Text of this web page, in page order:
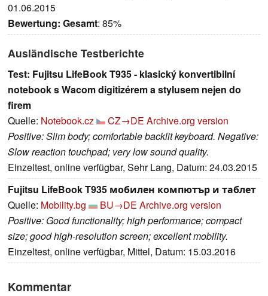
01.06.2015
Bewertung: Gesamt: 85%
Ausländische Testberichte
Test: Fujitsu LifeBook T935 - klasický konvertibilní
notebook s Wacom digitizérem a stylusem nejen do
firem
Quelle: Notebook.cz CZ→DE Archive.org version
Positive: Slim body; comfortable backlit keyboard. Negative:
Slow reaction touchpad; very low sound quality.
Einzeltest, online verfügbar, Sehr Lang, Datum: 24.03.2015
Fujitsu LifeBook T935 мобилен компютър и таблет
Quelle: Mobility.bg BU→DE Archive.org version
Positive: Good functionality; high performance; compact
size; good high-resolution screen; excellent mobility.
Einzeltest, online verfügbar, Mittel, Datum: 15.03.2016
Kommentar